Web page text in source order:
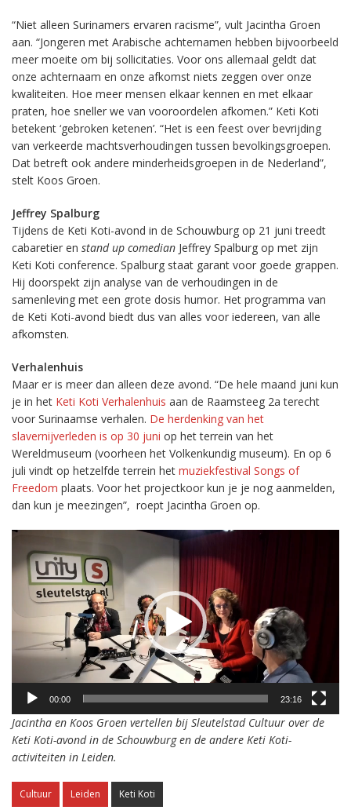
“Niet alleen Surinamers ervaren racisme”, vult Jacintha Groen
aan. “Jongeren met Arabische achternamen hebben bijvoorbeeld
meer moeite om bij sollicitaties. Voor ons allemaal geldt dat
onze achternaam en onze afkomst niets zeggen over onze
kwaliteiten. Hoe meer mensen elkaar kennen en met elkaar
praten, hoe sneller we van vooroordelen afkomen.” Keti Koti
betekent ‘gebroken ketenen’. “Het is een feest over bevrijding
van verkeerde machtsverhoudingen tussen bevolkingsgroepen.
Dat betreft ook andere minderheidsgroepen in de Nederland”,
stelt Koos Groen.
Jeffrey Spalburg
Tijdens de Keti Koti-avond in de Schouwburg op 21 juni treedt
cabaretier en stand up comedian Jeffrey Spalburg op met zijn
Keti Koti conference. Spalburg staat garant voor goede grappen.
Hij doorspekt zijn analyse van de verhoudingen in de
samenleving met een grote dosis humor. Het programma van
de Keti Koti-avond biedt dus van alles voor iedereen, van alle
afkomsten.
Verhalenhuis
Maar er is meer dan alleen deze avond. “De hele maand juni kun
je in het Keti Koti Verhalenhuis aan de Raamsteeg 2a terecht
voor Surinaamse verhalen. De herdenking van het
slavernijverleden is op 30 juni op het terrein van het
Wereldmuseum (voorheen het Volkenkundig museum). En op 6
juli vindt op hetzelfde terrein het muziekfestival Songs of
Freedom plaats. Voor het projectkoor kun je je nog aanmelden,
dan kun je meezingen”, roept Jacintha Groen op.
Videospeler
00:00 23:16
Jacintha en Koos Groen vertellen bij Sleutelstad Cultuur over de
Keti Koti-avond in de Schouwburg en de andere Keti Koti-
activiteiten in Leiden.
Cultuur Leiden Keti Koti